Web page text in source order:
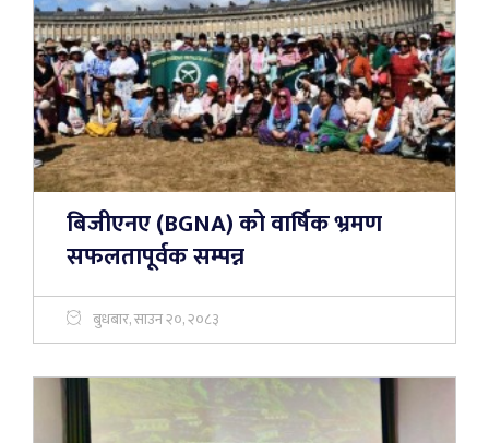
बिजीएनए (BGNA) को वार्षिक भ्रमण
सफलतापूर्वक सम्पन्न
बुधबार, साउन २०, २०८३